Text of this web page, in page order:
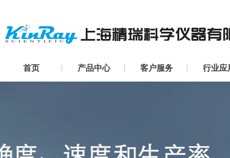
首页 产品中心 客户服务 行业应